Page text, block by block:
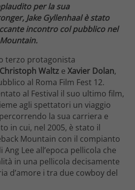
per la sua
Jake Gyllenhaal è stato
incontro col pubblico nel
terzo protagonista
Christoph Waltz e Xavier Dolan,
al Roma Film Fest 12.
al Festival il suo ultimo film,
agli spettatori un viaggio
la sua carriera e
in cui, nel 2005, è stato il
Mountain con il compianto
Ang Lee all’epoca pellicola che
in una pellicola decisamente
d’amore i tra due cowboy del